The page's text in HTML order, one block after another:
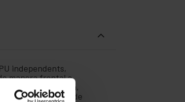
independents,
manera frontal a
fàcil i senzilla,
diverses CPU de